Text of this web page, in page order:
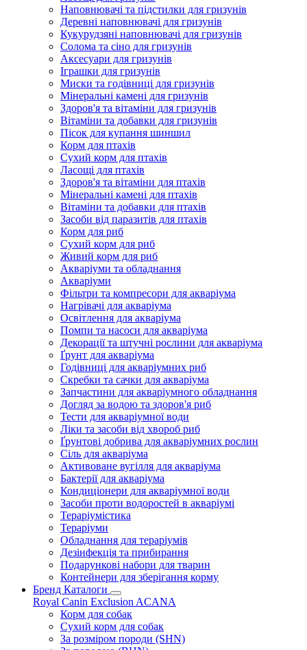
Наповнювачі та підстилки для гризунів
Деревні наповнювачі для гризунів
Кукурудзяні наповнювачі для гризунів
Солома та сіно для гризунів
Аксесуари для гризунів
Іграшки для гризунів
Миски та годівниці для гризунів
Мінеральні камені для гризунів
Здоров'я та вітаміни для гризунів
Вітаміни та добавки для гризунів
Пісок для купання шиншил
Корм для птахів
Сухий корм для птахів
Ласощі для птахів
Здоров'я та вітаміни для птахів
Мінеральні камені для птахів
Вітаміни та добавки для птахів
Засоби від паразитів для птахів
Корм для риб
Сухий корм для риб
Живий корм для риб
Акваріуми та обладнання
Акваріуми
Фільтри та компресори для акваріума
Нагрівачі для акваріума
Освітлення для акваріума
Помпи та насоси для акваріума
Декорації та штучні рослини для акваріума
Ґрунт для акваріума
Годівниці для акваріумних риб
Скребки та сачки для акваріума
Запчастини для акваріумного обладнання
Догляд за водою та здоров'я риб
Тести для акваріумної води
Ліки та засоби від хвороб риб
Ґрунтові добрива для акваріумних рослин
Сіль для акваріума
Активоване вугілля для акваріума
Бактерії для акваріума
Кондиціонери для акваріумної води
Засоби проти водоростей в акваріумі
Тераріумістика
Тераріуми
Обладнання для тераріумів
Дезінфекція та прибирання
Подарункові набори для тварин
Контейнери для зберігання корму
Бренд Каталоги
Royal Canin Exclusion ACANA
Корм для собак
Сухий корм для собак
За розміром породи (SHN)